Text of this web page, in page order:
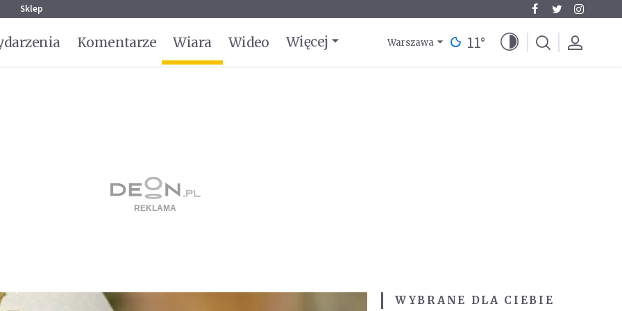
Sklep
Komentarze Wiara Wideo Więcej Warszawa 11°
WYBRANE DLA CIEBIE